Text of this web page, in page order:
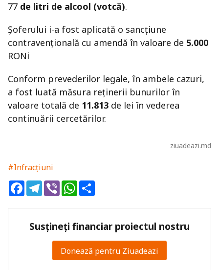
77 de litri de alcool (votcă).
Șoferului i-a fost aplicată o sancțiune
contravențională cu amendă în valoare de 5.000
RONi
Conform prevederilor legale, în ambele cazuri,
a fost luată măsura reținerii bunurilor în
valoare totală de 11.813 de lei în vederea
continuării cercetărilor.
ziuadeazi.md
#Infracțiuni
FacebookTelegram
ViberWhatsApp
Susțineți financiar proiectul nostru
Donează pentru Ziuadeazi